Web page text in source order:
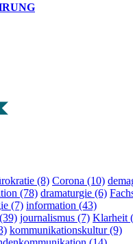
(8) Corona (10)
(78) dramaturgie (6)
(7) information (43)
(39) journalismus (7) Klarheit
kommunikationskultur(9)